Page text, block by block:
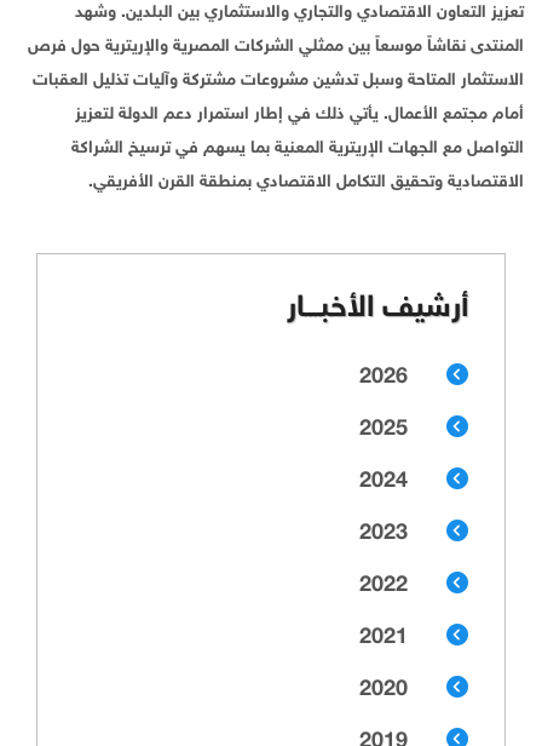
تعزيز التعاون الاقتصادي والتجاري والاستثماري بين البلدين. وشهد
المنتدى نقاشاً موسعاً بين ممثلي الشركات المصرية والإريترية حول فرص
الاستثمار المتاحة وسبل تدشين مشروعات مشتركة وآليات تذليل العقبات
أمام مجتمع الأعمال. يأتي ذلك في إطار استمرار دعم الدولة لتعزيز
التواصل مع الجهات الإريترية المعنية بما يسهم في ترسيخ الشراكة
الاقتصادية وتحقيق التكامل الاقتصادي بمنطقة القرن الأفريقي.
أرشيف الأخبـــار
2026
2025
2024
2023
2022
2021
2020